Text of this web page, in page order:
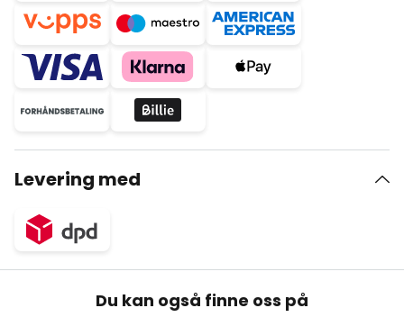
Levering med
Du kan også finne oss på